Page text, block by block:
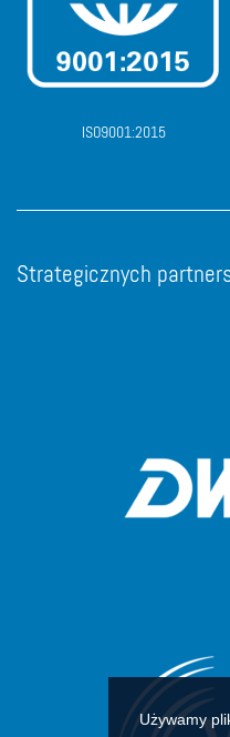
Używamy
ISO9001:2015
Strategicznych